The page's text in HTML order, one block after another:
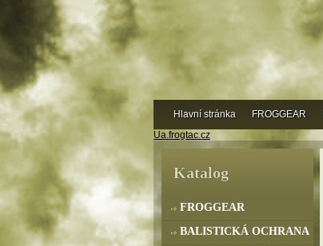
Ua.frogtac.cz
Katalog
FROGGEAR
BALISTICKÁ OCHRANA
Hlavní stránka FROGGEAR